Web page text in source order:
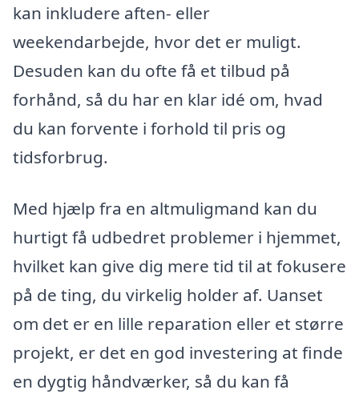
kan inkludere aften- eller
weekendarbejde, hvor det er muligt.
Desuden kan du ofte få et tilbud på
forhånd, så du har en klar idé om, hvad
du kan forvente i forhold til pris og
tidsforbrug.
Med hjælp fra en altmuligmand kan du
hurtigt få udbedret problemer i hjemmet,
hvilket kan give dig mere tid til at fokusere
på de ting, du virkelig holder af. Uanset
om det er en lille reparation eller et større
projekt, er det en god investering at finde
en dygtig håndværker, så du kan få